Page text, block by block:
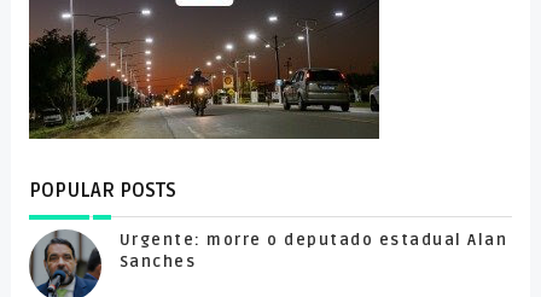
POPULAR POSTS
Urgente: morre o deputado estadual Alan
Sanches